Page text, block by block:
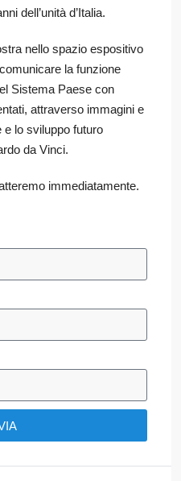
dell’unità d’Italia.
nello spazio espositivo
la funzione
Sistema Paese con
attraverso immagini e
e lo sviluppo futuro
da Vinci.
immediatamente.